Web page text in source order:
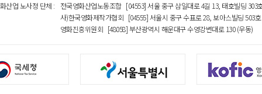
산업 노사정 단체 :
전국영화산업노동조합 [04553] 서울 중구 삼일대로 4길 13, 태호빌딩 303
사)한국영화제작가협회 [04555] 서울시 중구 수표로 28, 보아스빌딩 503호
영화진흥위원회 [48058] 부산광역시 해운대구 수영강변대로 130 (우동)